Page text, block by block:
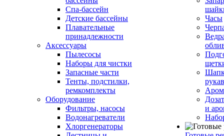
Спа-бассейн
Детские бассейны
Плавательные
принадлежности
Аксессуары
Пылесосы
Наборы для чистки
Запасные части
Тенты, подстилки,
ремкомплекты
Оборудование
Фильтры, насосы
Водонагреватели
Хлоргенераторы
Часы
и